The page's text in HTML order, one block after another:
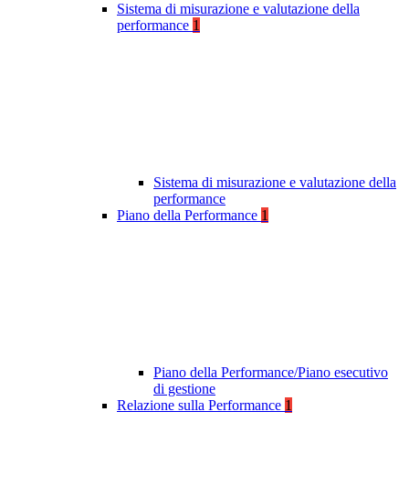
Sistema di misurazione e valutazione della
performance 1
Sistema di misurazione e valutazione della
performance
Piano della Performance 1
Piano della Performance/Piano esecutivo
di gestione
Relazione sulla Performance 1